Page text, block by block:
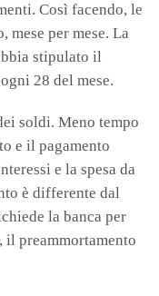
Così facendo, le
mese per mese. La
stipulato il
28 del mese.
soldi. Meno tempo
e il pagamento
e la spesa da
è differente dal
la banca per
preammortamento